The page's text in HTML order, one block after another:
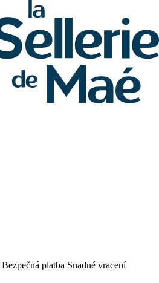
Bezpečná platba Snadné vracení